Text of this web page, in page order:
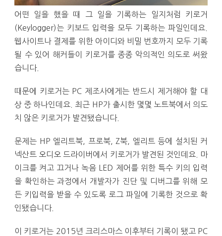
어떤 일을 했을 때 그 일을 기록하는 일지처럼 키로거
(Keylogger)는 키보드 입력을 모두 기록하는 파일인데요.
웹사이트나 결제를 위한 아이디와 비밀 번호까지 모두 기록
될 수 있어 해커들이 키로거를 종종 악의적인 의도로 써왔
습니다.
때문에 키로거는 PC 제조사에게는 반드시 제거해야 할 대
상 중 하나인데요. 최근 HP가 출시한 몇몇 노트북에서 의도
치 않은 키로거가 발견됐습니다.
문제는 HP 엘리트북, 프로북, Z북, 엘리트 등에 설치된 커
넥산트 오디오 드라이버에서 키로거가 발견된 것인데요. 마
이크를 켜고 끄거나 녹음 LED 제어를 위한 특수 키의 입력
을 확인하는 과정에서 개발자가 진단 및 디버그를 위해 모
든 키입력을 받을 수 있도록 로그 파일에 기록한 것으로 확
인됐습니다.
이 키로거는 2015년 크리스마스 이후부터 기록이 됐고 PC